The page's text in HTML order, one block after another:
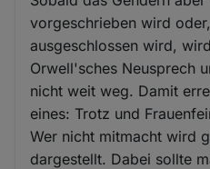
vorgeschrieben wird
ausgeschlossen wird,
Orwell'sches Neusprech
nicht weit weg. Damit
eines: Trotz und
Wer nicht mitmacht wird
dargestellt. Dabei sollte